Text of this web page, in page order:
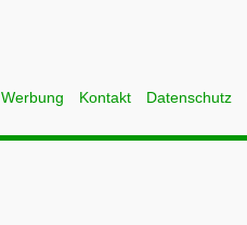
Werbung Kontakt Datenschutz